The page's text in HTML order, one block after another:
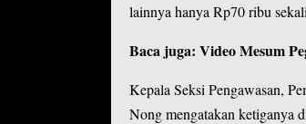
lainnya hanya Rp70 ribu
Baca juga: Video Mesum
Kepala Seksi Pengawasan,
Nong mengatakan ketiganya